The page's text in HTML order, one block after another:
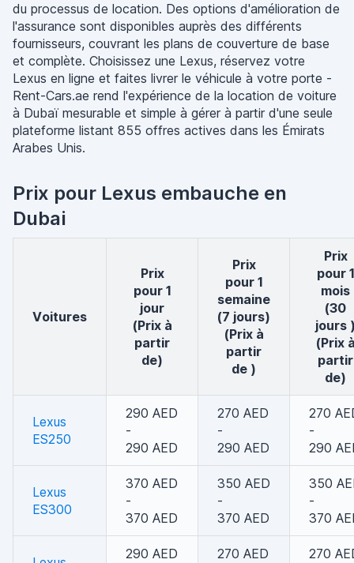
du processus de location. Des options d'amélioration de
l'assurance sont disponibles auprès des différents
fournisseurs, couvrant les plans de couverture de base
et complète. Choisissez une Lexus, réservez votre
Lexus en ligne et faites livrer le véhicule à votre porte -
Rent-Cars.ae rend l'expérience de la location de voiture
à Dubaï mesurable et simple à gérer à partir d'une seule
plateforme listant 855 offres actives dans les Émirats
Arabes Unis.
Prix pour Lexus embauche en
Dubai
voitures
Prix
pour 1
jour
(Prix à
partir
de)
Prix
pour 1
semaine
(7 jours)
(Prix à
partir
de )
Prix
pour 1
mois
(30
jours
(Prix
partir
de)
Lexus
ES250
290 AED
-
290 AED
270 AED
-
290 AED
270
-
290
Lexus
ES300
370 AED
-
370 AED
350 AED
-
370 AED
350
-
370
290 AED
270 AED
270